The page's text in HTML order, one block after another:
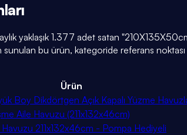
yaklaşık 1.377 adet satan
sunulan bu ürün, kategoride referans
Ürün
Boy Dikdörtgen Açık Kapalı Yüzme
Aile Havuzu (211x132x46cm)
211x132x46cm - Pompa Hediyeli